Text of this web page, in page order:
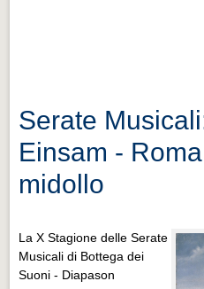
Serate
Einsam -
midollo
La X Stagione delle Serate
Musicali di Bottega dei
Suoni - Diapason